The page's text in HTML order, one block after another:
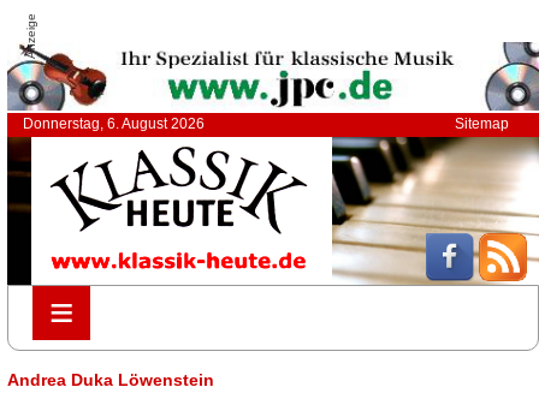
Anzeige
Donnerstag, 6. August 2026 Sitemap
≡
≡
Andrea Duka Löwenstein